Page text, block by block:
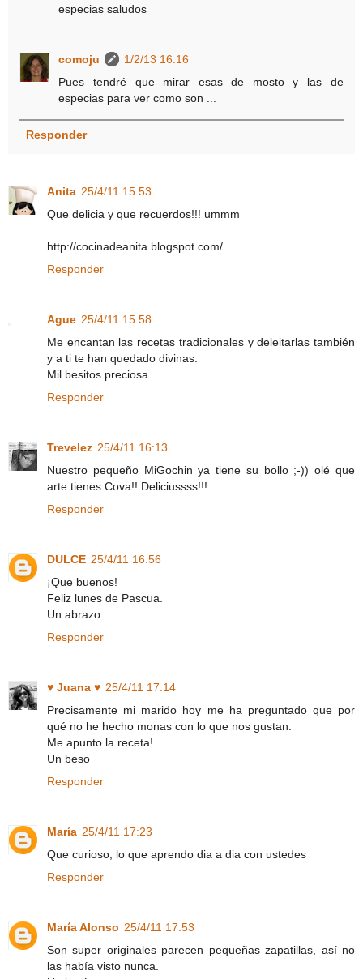
especias saludos
comoju
1/2/13 16:16
Pues tendré que mirar esas de mosto y las de
especias para ver como son ...
Responder
Anita 25/4/11 15:53
Que delicia y que recuerdos!!! ummm
http://cocinadeanita.blogspot.com/
Responder
Ague 25/4/11 15:58
Me encantan las recetas tradicionales y deleitarlas también
y a ti te han quedado divinas.
Mil besitos preciosa.
Responder
Trevelez 25/4/11 16:13
Nuestro pequeño MiGochin ya tiene su bollo ;-)) olé que
arte tienes Cova!! Deliciussss!!!
Responder
DULCE 25/4/11 16:56
¡Que buenos!
Feliz lunes de Pascua.
Un abrazo.
Responder
♥ Juana ♥ 25/4/11 17:14
Precisamente mi marido hoy me ha preguntado que por
qué no he hecho monas con lo que nos gustan.
Me apunto la receta!
Un beso
Responder
María 25/4/11 17:23
Que curioso, lo que aprendo dia a dia con ustedes
Responder
María Alonso 25/4/11 17:53
Son super originales parecen pequeñas zapatillas, así no
las había visto nunca.